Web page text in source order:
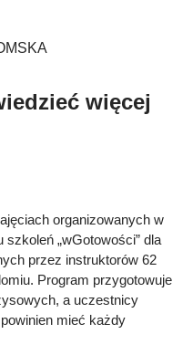
więcej
organizowanych w
„wGotowości” dla
przez instruktorów 62
Program przygotowuje
a uczestnicy
mieć każdy